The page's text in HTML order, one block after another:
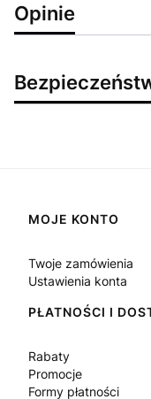
Opinie
Linki w stopce
MOJE KONTO
Twoje zamówienia
Ustawienia konta
PŁATNOŚCI I
Rabaty
Promocje
Formy płatności